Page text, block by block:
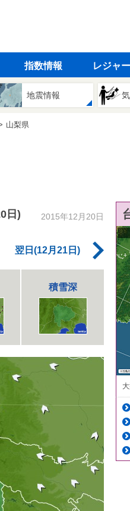
指数情報 レジャ
地震情報
山梨県
日) 2015年12月20日
翌日(12月21日)
積雪深